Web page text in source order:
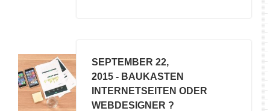
SEPTEMBER 22,
2015 - BAUKASTEN
INTERNETSEITEN ODER
WEBDESIGNER ?